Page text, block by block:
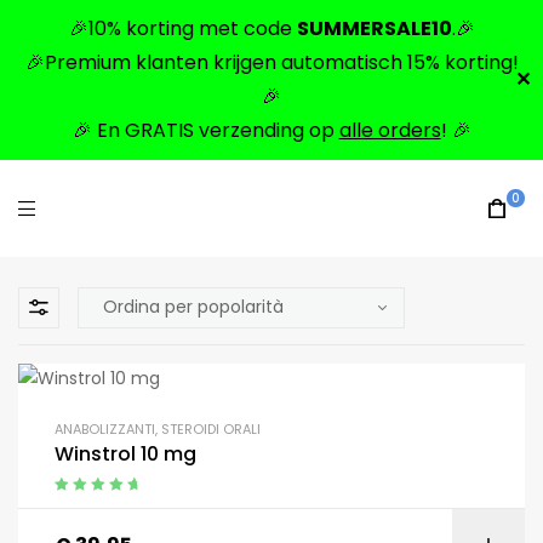
🎉10% korting met code SUMMERSALE10.🎉
🎉Premium klanten krijgen automatisch 15% korting!
🎉
🎉 En GRATIS verzending opalle orders! 🎉
✕
0
ANABOLIZZANTI, STEROIDI ORALI
Winstrol 10 mg